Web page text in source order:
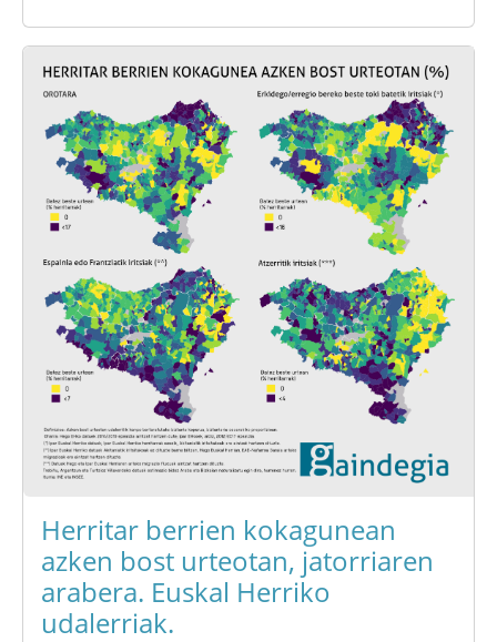
Herritar berrien kokagunean
azken bost urteotan, jatorriaren
arabera. Euskal Herriko
udalerriak.